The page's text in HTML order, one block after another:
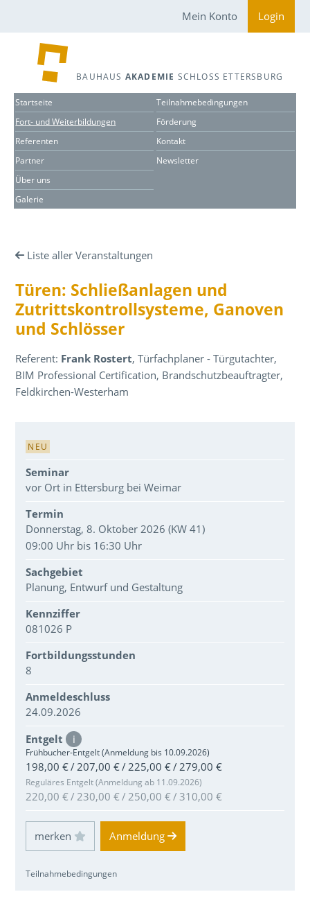
Mein Konto Login
BAUHAUS AKADEMIE SCHLOSS ETTERSBURG
Startseite
Fort- und Weiterbildungen
Referenten
Partner
Über uns
Galerie
Teilnahmebedingungen
Förderung
Kontakt
Newsletter
Liste aller Veranstaltungen
Türen: Schließanlagen und
Zutrittskontrollsysteme, Ganoven
und Schlösser
Referent: Frank Rostert, Türfachplaner - Türgutachter,
BIM Professional Certification, Brandschutzbeauftragter,
Feldkirchen-Westerham
Veranstaltungsdaten
NEU
Seminar
vor Ort in Ettersburg bei Weimar
Termin
Donnerstag, 8. Oktober 2026 (KW 41)
09:00 Uhr bis 16:30 Uhr
Sachgebiet
Planung, Entwurf und Gestaltung
Kennziffer
081026 P
Fortbildungsstunden
8
Anmeldeschluss
24.09.2026
Entgelt i
Frühbucher-Entgelt (Anmeldung bis 10.09.2026)
198,00 € / 207,00 € / 225,00 € / 279,00 €
Reguläres Entgelt (Anmeldung ab 11.09.2026)
220,00 € / 230,00 € / 250,00 € / 310,00 €
Einloggen und Merkliste benutzen
Anmeldung
Teilnahmebedingungen